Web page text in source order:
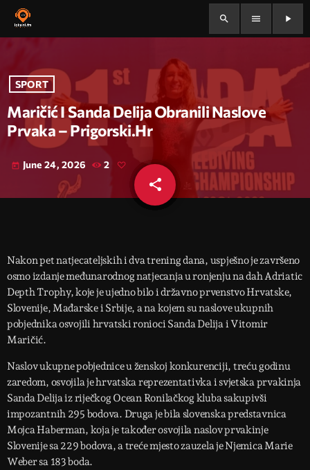
search menu play_arrow
SPORT
Maričić I Sanda Delija Obranili Naslove
Prvaka – Prigorski.hr
today June 24, 2026 2
share
email
Nakon pet natjecateljskih i dva trening dana, uspješno je završeno
osmo izdanje međunarodnog natjecanja u ronjenju na dah Adriatic
Depth Trophy, koje je ujedno bilo i državno prvenstvo Hrvatske,
Slovenije, Mađarske i Srbije, a na kojem su naslove ukupnih
pobjednika osvojili hrvatski ronioci Sanda Delija i Vitomir
Maričić.
Naslov ukupne pobjednice u ženskoj konkurenciji, treću godinu
zaredom, osvojila je hrvatska reprezentativka i svjetska prvakinja
Sanda Delija iz riječkog Ocean Ronilačkog kluba sakupivši
impozantnih 295 bodova. Druga je bila slovenska predstavnica
Mojca Haberman, koja je također osvojila naslov prvakinje
Slovenije sa 229 bodova, a treće mjesto zauzela je Njemica Marie
Weber sa 183 boda.